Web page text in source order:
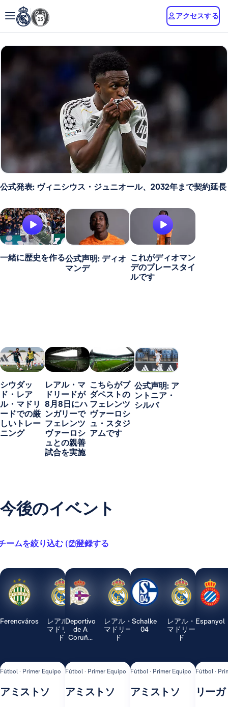
アクセスする
公式発表: ヴィニシウス・ジュニオール、2032年まで契約延長
一緒に歴史を作る公式声明: ディオ
マンデ
これがディオマン
デのプレースタイ
ルです
シウダッ
ド・レア
ル・マドリ
ードでの厳
しいトレー
ニング
レアル・マ
ドリードが
8月8日にハ
ンガリーで
フェレンツ
ヴァーロシ
ュとの親善
試合を実施
こちらがブ
ダペストの
フェレンツ
ヴァーロシ
ュ・スタジ
アムです
公式声明: ア
ントニア・
シルバ
今後のイベント
ームを絞り込む ( 2 )登録する
Ferencváros
レアル・
マドリー
ド
Fútbol · Primer Equipo
アミストソ
Deportivo
de A
Coruñ...
レアル・
マドリー
ド
Fútbol · Primer Equipo
アミストソ
Schalke
04
レアル・
マドリー
ド
Fútbol · Primer Equipo
アミストソ
Espanyol
Fútbol ·
リーガ